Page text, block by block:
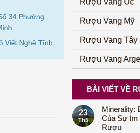
Rượu Vang Úc
Rượu Vang Mỹ
Rượu Vang Tây
Rượu Vang
BÀI VIẾT VỀ
23
Th5
Minerality:
Của Sự Im
Rượu
34 Phường
Viết Nghệ Tĩnh,